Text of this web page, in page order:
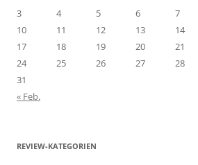
3
4 5 6 7
10
11 12 13 14
17
18 19 20 21
24
25 26 27 28
31
« Feb.
REVIEW-KATEGORIEN